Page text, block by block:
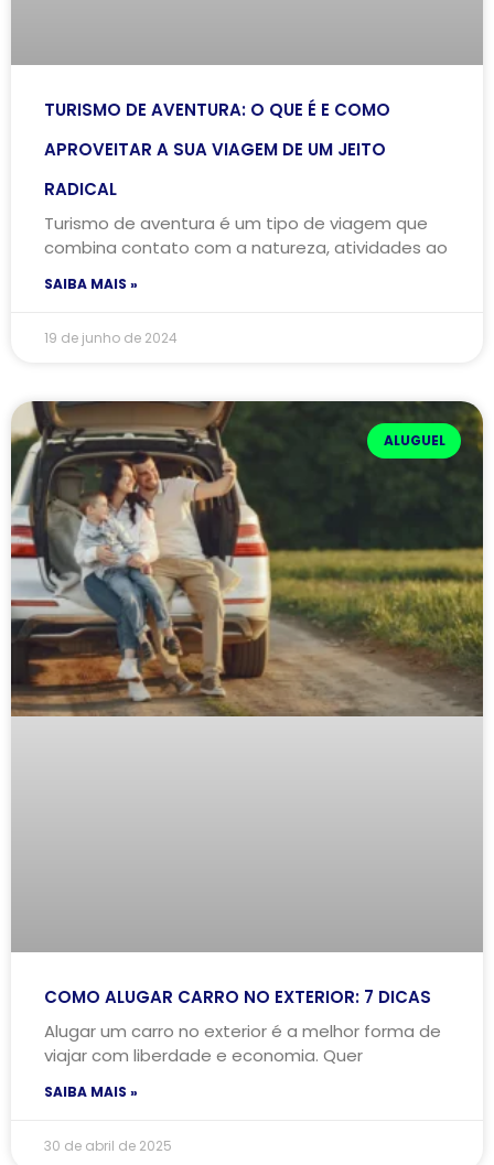
TURISMO DE AVENTURA: O QUE É E COMO
APROVEITAR A SUA VIAGEM DE UM JEITO
RADICAL
Turismo de aventura é um tipo de viagem que
combina contato com a natureza, atividades ao
SAIBA MAIS »
19 de junho de 2024
ALUGUEL
COMO ALUGAR CARRO NO EXTERIOR: 7 DICAS
Alugar um carro no exterior é a melhor forma de
viajar com liberdade e economia. Quer
SAIBA MAIS »
30 de abril de 2025